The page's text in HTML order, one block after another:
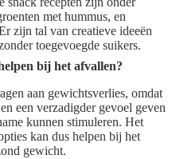
met hummus, en
zijn tal van creatieve ideeën
toegevoegde suikers.
bij het afvallen?
aan gewichtsverlies, omdat
een verzadigder gevoel geven
kunnen stimuleren. Het
kan dus helpen bij het
gewicht.